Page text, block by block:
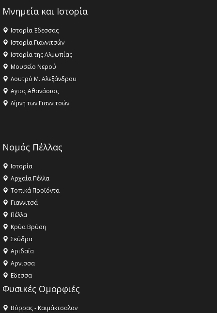
Μνημεία και Ιστορία
Ιστορία Έδεσσας
Ιστορία Γιαννιτσών
Ιστορία της Αλμωπίας
Μουσείο Νερού
Λουτρό Μ. Αλεξάνδρου
Αγιος Αθανάσιος
Λίμνη των Γιαννιτσών
Νομός Πέλλας
Ιστορία
Αρχαία Πέλλα
Τοπικά Προϊόντα
Γιαννιτσά
Πέλλα
Κρύα Βρύση
Σκύδρα
Αριδαία
Aρνισσα
Eδεσσα
Φυσικές Ομορφιές
Βόρρας - Καϊμάκτσαλαν